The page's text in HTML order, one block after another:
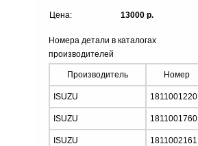
Цена: 13000 р.
Номера детали в каталогах
производителей
Производитель Номер
ISUZU 1811001220
ISUZU 1811001760
ISUZU 1811002161